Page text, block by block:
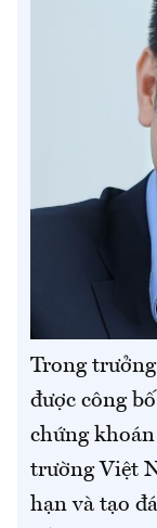
Trong
được công
chứng
trường Việt
hạn và tạo